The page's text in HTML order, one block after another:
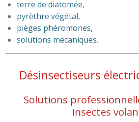
terre de diatomée,
pyrèthre végétal,
pièges phéromones,
solutions mécaniques.
Désinsectiseurs
Solutions
insectes